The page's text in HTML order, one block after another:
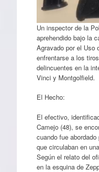
Un inspector de la
aprehendido bajo la
Agravado por el Uso
enfrentarse a los
delincuentes en la
Vinci y Montgolfield.
El Hecho:
El efectivo,
Camejo (48), se
cuando fue
que circulaban en
Según el relato del
en la esquina de